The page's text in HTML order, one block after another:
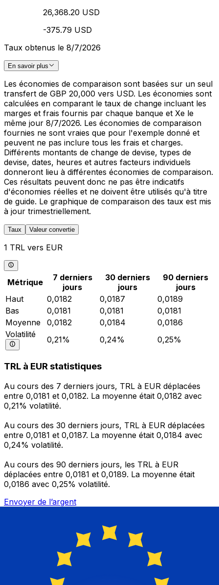
26,368.20 USD
-375.79 USD
Taux obtenus le 8/7/2026
En savoir plus
Les économies de comparaison sont basées sur un seul
transfert de GBP 20,000 vers USD. Les économies sont
calculées en comparant le taux de change incluant les
marges et frais fournis par chaque banque et Xe le
même jour 8/7/2026. Les économies de comparaison
fournies ne sont vraies que pour l'exemple donné et
peuvent ne pas inclure tous les frais et charges.
Différents montants de change de devise, types de
devise, dates, heures et autres facteurs individuels
donneront lieu à différentes économies de comparaison.
Ces résultats peuvent donc ne pas être indicatifs
d'économies réelles et ne doivent être utilisés qu'à titre
de guide. Le graphique de comparaison des taux est mis
à jour trimestriellement.
Taux Valeur convertie
1 TRL vers EUR
Métrique
7 derniers
jours
30 derniers
jours
90 derniers
jours
Haut
0,0182 0,0187
0,0189
Bas
0,0181 0,0181
0,0181
Moyenne
0,0182 0,0184
0,0186
Volatilité
0,21% 0,24% 0,25%
TRL à EUR statistiques
Au cours des 7 derniers jours, TRL à EUR déplacées
entre 0,0181 et 0,0182. La moyenne était 0,0182 avec
0,21% volatilité.
Au cours des 30 derniers jours, TRL à EUR déplacées
entre 0,0181 et 0,0187. La moyenne était 0,0184 avec
0,24% volatilité.
Au cours des 90 derniers jours, les TRL à EUR
déplacées entre 0,0181 et 0,0189. La moyenne était
0,0186 avec 0,25% volatilité.
Envoyer de l’argent
êtes en déplacement
L'application Xe réunit toutes les fonctionnalités
nécessaires pour vos transferts d'argent internationaux
programmez des alertes de taux et transférez de